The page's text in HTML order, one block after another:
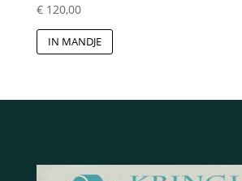
€120,00
IN MANDJE